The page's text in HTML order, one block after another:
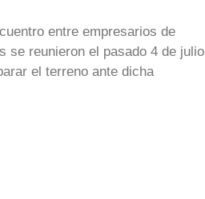
entre empresarios de
se reunieron el pasado 4 de julio
el terreno ante dicha